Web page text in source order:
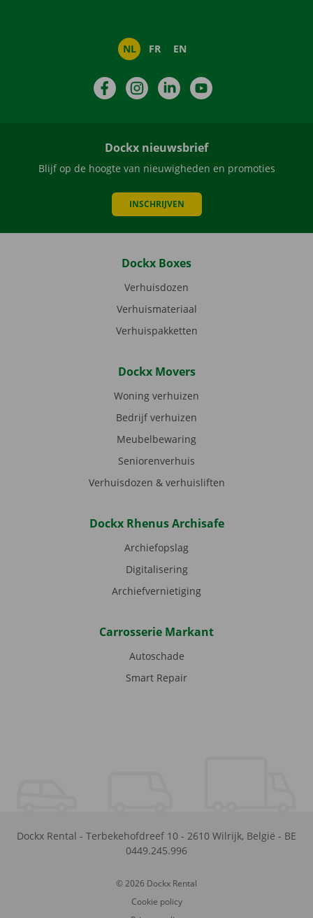
NL FR EN
FacebookInstagramLinkedIn
Dockx nieuwsbrief
Blijf op de hoogte van nieuwigheden en promoties
INSCHRIJVEN
Dockx Boxes
Verhuisdozen
Verhuismateriaal
Verhuispakketten
Dockx Movers
Woning verhuizen
Bedrijf verhuizen
Meubelbewaring
Seniorenverhuis
Verhuisdozen & verhuisliften
Dockx Rhenus Archisafe
Archiefopslag
Digitalisering
Archiefvernietiging
Carrosserie Markant
Autoschade
Smart Repair
Dockx Rental - Terbekehofdreef 10 - 2610 Wilrijk, België - BE
0449.245.996
© 2026 Dockx Rental
Cookie policy